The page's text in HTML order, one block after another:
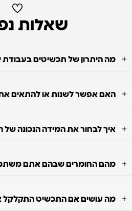
שאלות
מה היתרון של תכשיטים בעבודת
האם אפשר לשנות או להתאים
איך לבחור את המידה הנכונה
מהם החומרים שבהם אתם
מה עושים אם התכשיט התקלקל